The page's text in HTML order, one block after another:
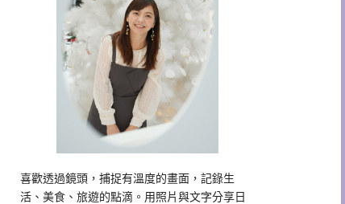
喜歡透過鏡頭，捕捉有溫度的畫面，記錄生
活、美食、旅遊的點滴。用照片與文字分享日